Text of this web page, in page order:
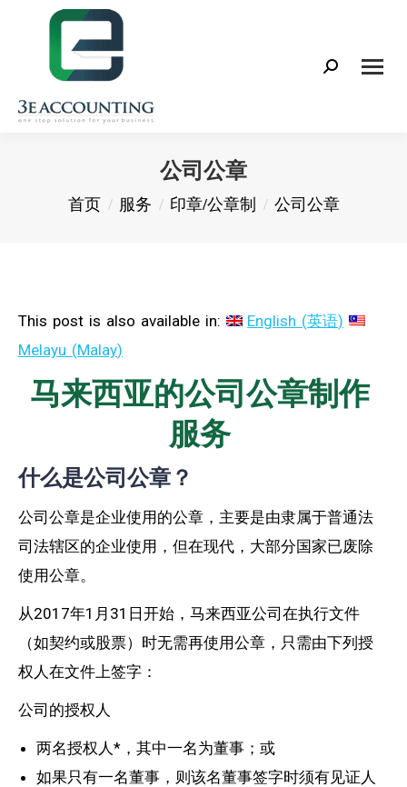
Search:
公司公章
您在这里：
首页 服务 印章/公章制 公司公章
This post is also available in: English (英语)
Melayu (Malay)
马来西亚的公司公章制作
服务
什么是公司公章？
公司公章是企业使用的公章，主要是由隶属于普通法
司法辖区的企业使用，但在现代，大部分国家已废除
使用公章。
从2017年1月31日开始，马来西亚公司在执行文件
（如契约或股票）时无需再使用公章，只需由下列授
权人在文件上签字：
公司的授权人
两名授权人*，其中一名为董事；或
如果只有一名董事，则该名董事签字时须有见证人